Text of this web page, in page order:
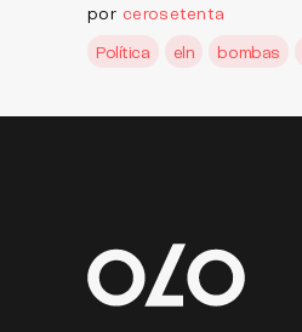
por cerosetenta
Política
eln bombas